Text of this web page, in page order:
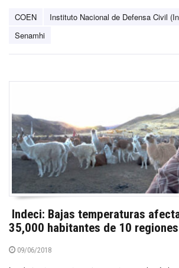
COEN
Instituto Nacional de Defensa Civil
Senamhi
Indeci: Bajas temperaturas
35,000 habitantes de 10 regiones
09/06/2018